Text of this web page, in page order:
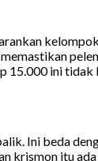
15.000 ini tidak
Ini beda
krismon itu